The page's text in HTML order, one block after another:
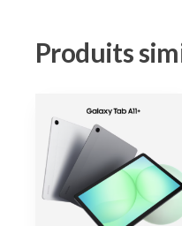
Produits